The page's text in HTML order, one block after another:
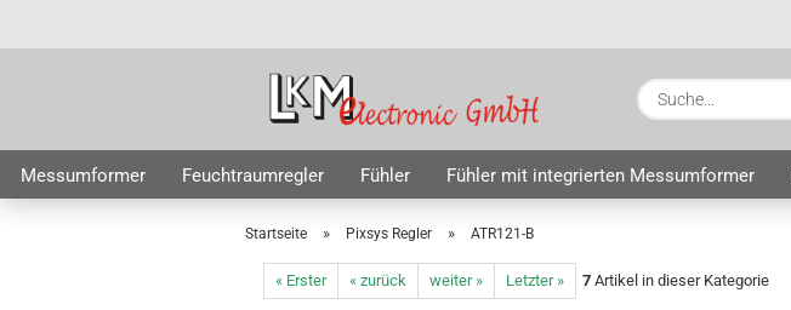
Messumformer Feuchtraumregler Fühler Fühler mit integrierten Messumformer
Zubehör Sonderposten
Startseite » Pixsys Regler » ATR121-B
« Erster « zurück weiter » Letzter » 7 Artikel in dieser Kategorie